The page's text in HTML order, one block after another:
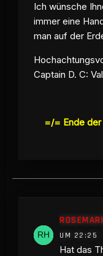
Ich wünsche
immer eine
man auf der
Captain D. C:
=/= Ende
UM 22:25
Hat das